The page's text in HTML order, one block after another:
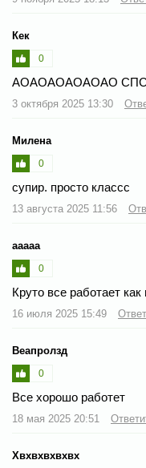
Кек
0
АОАОАОАОАОАО
3 октября 2025 13:30
Милена
0
супир. просто классс
13 августа 2025 11:56
ааааа
0
Круто все работает как
16 июля 2025 15:49
Веапролзд
0
Все хорошо работет
18 мая 2025 20:51
Хвхвхвхвхвх